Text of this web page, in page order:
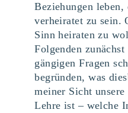
Beziehungen leben,
verheiratet zu sein.
Sinn heiraten zu
Folgenden
gängigen Fragen
begründen, was
meiner Sicht
Lehre ist – welche